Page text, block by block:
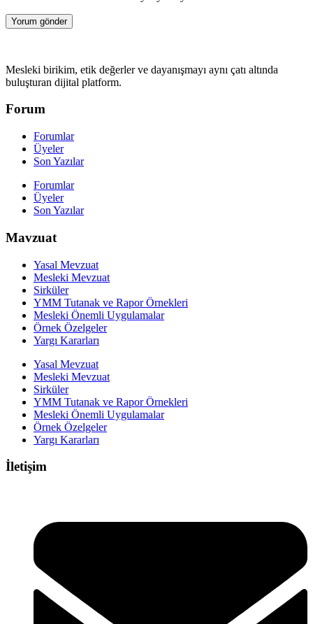
Mesleki birikim, etik değerler ve dayanışmayı aynı çatı altında
buluşturan dijital platform.
Forum
Forumlar
Üyeler
Son Yazılar
Forumlar
Üyeler
Son Yazılar
Mavzuat
Yasal Mevzuat
Mesleki Mevzuat
Sirküler
YMM Tutanak ve Rapor Örnekleri
Mesleki Önemli Uygulamalar
Örnek Özelgeler
Yargı Kararları
Yasal Mevzuat
Mesleki Mevzuat
Sirküler
YMM Tutanak ve Rapor Örnekleri
Mesleki Önemli Uygulamalar
Örnek Özelgeler
Yargı Kararları
İletişim